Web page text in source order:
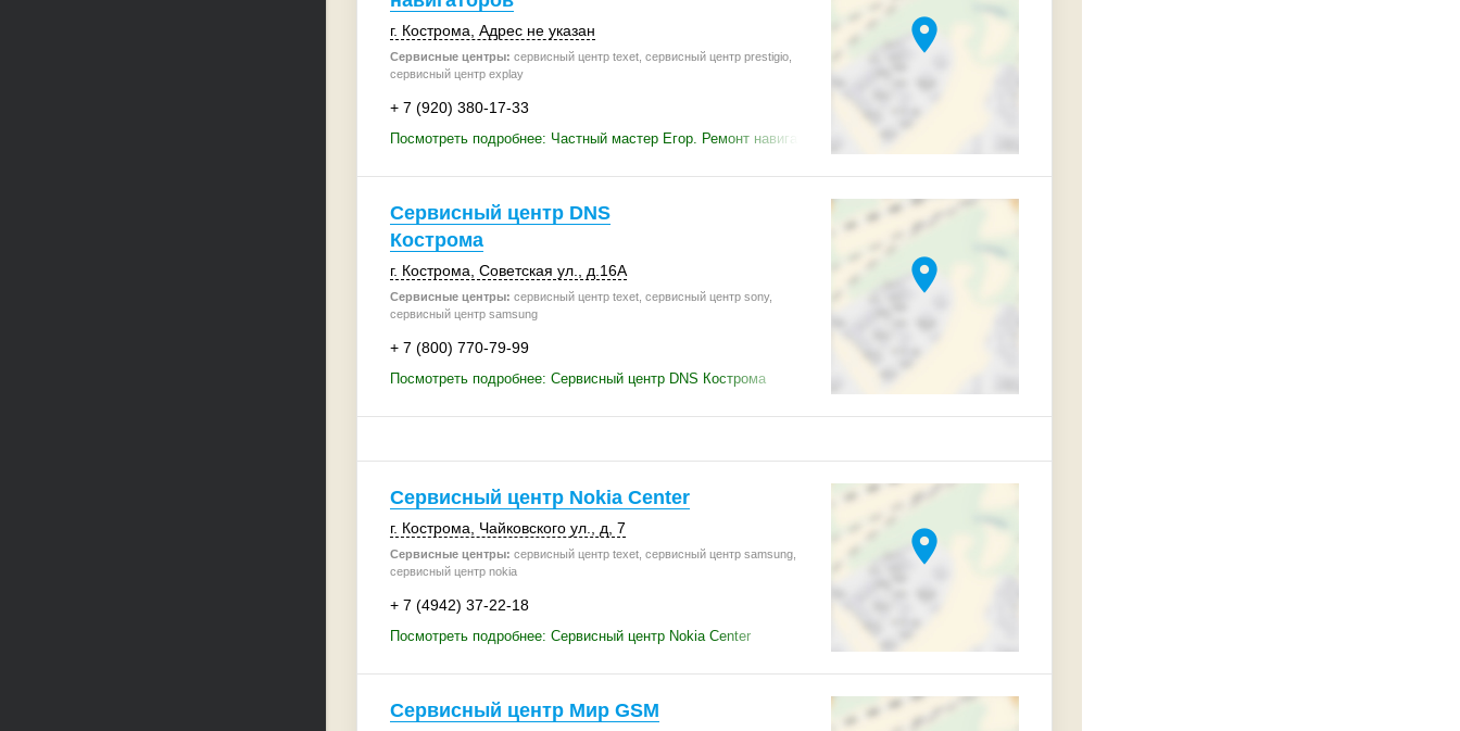
г. Кострома Адрес не указан
Сервисные центры: сервисный центр texet, сервисный центр prestigio,
сервисный центр explay
+ 7 (920) 380-17-33
Посмотреть подробнее: Частный мастер Егор. Ремонт навигаторов
location_on
Сервисный центр DNS
Кострома
г. Кострома Советская ул. д.16А
Сервисные центры: сервисный центр texet, сервисный центр sony,
сервисный центр samsung
+ 7 (800) 770-79-99
Посмотреть подробнее: Сервисный центр DNS Кострома
location_on
Сервисный центр Nokia Center
г. Кострома , Чайковского ул., д, 7
Сервисные центры: сервисный центр texet, сервисный центр samsung,
сервисный центр nokia
+ 7 (4942) 37-22-18
Посмотреть подробнее: Сервисный центр Nokia Center
location_on
Сервисный центр Мир GSM